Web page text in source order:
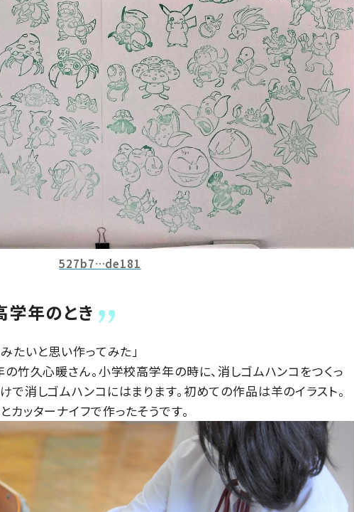
527b7…de181
年のとき
たいと思い作ってみた」
竹久心暖さん。小学校高学年の時に、消しゴムハンコをつくっ
で消しゴムハンコにはまります。初めての作品は羊のイラスト。
ッターナイフで作ったそうです。